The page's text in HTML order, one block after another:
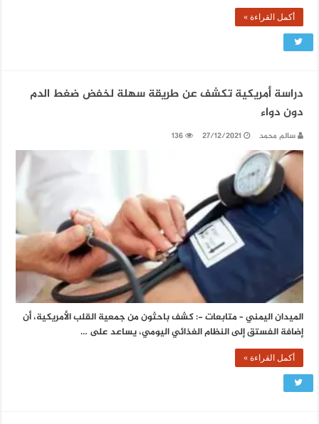
أكمل القراءة »
دراسة أمريكية تكشف عن طريقة سهلة لخفض ضغط الدم
دون دواء
سالم محمد 27/12/2021
136
الميدان اليمني – متابعات -: كشف باحثون من جمعية القلب الأمريكية، أن
إضافة الفستق إلى النظام الغذائي اليومي، يساعد على …
أكمل القراءة »